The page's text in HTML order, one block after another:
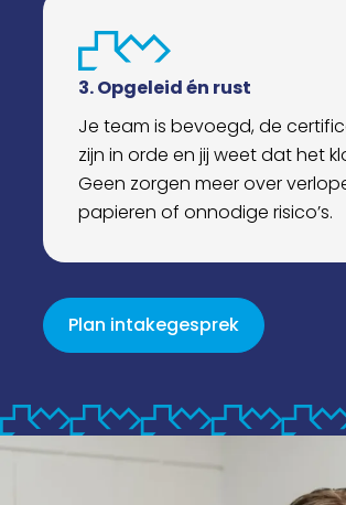
3. Opgeleid én rust
Je team is bevoegd, de
zijn in orde en jij weet dat het
Geen zorgen meer over
papieren of onnodige risico’s.
Plan intakegesprek